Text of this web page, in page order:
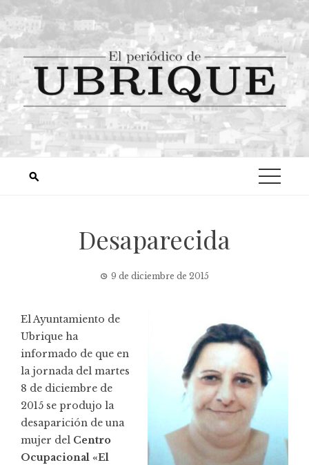
Desaparecida
9 de diciembre de 2015
El Ayuntamiento de
Ubrique ha
informado de que en
la jornada del martes
8 de diciembre de
2015 se produjo la
desaparición de una
mujer del Centro
Ocupacional «El